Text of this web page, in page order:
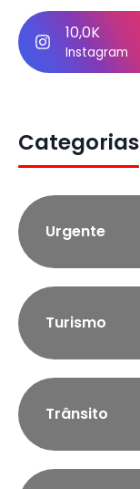
10,0K
Instagram
Categorias
Urgente
Turismo
Trânsito